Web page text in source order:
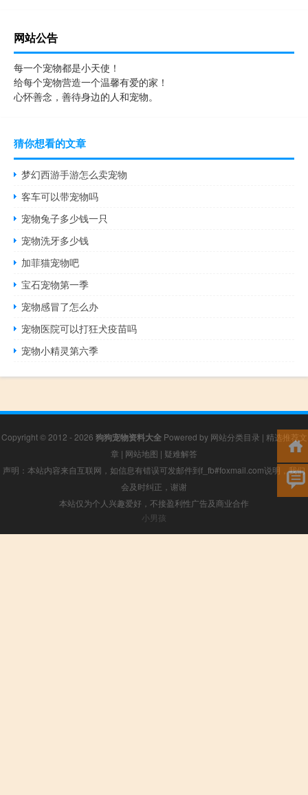
网站公告
每一个宠物都是小天使！
给每个宠物营造一个温馨有爱的家！
心怀善念，善待身边的人和宠物。
猜你想看的文章
梦幻西游手游怎么卖宠物
客车可以带宠物吗
宠物兔子多少钱一只
宠物洗牙多少钱
加菲猫宠物吧
宝石宠物第一季
宠物感冒了怎么办
宠物医院可以打狂犬疫苗吗
宠物小精灵第六季
Copyright © 2012 - 2026 狗狗宠物资料大全Powered by 网站分类目录 | 精选推荐文
章 | 网站地图 | 疑难解答
声明：本站内容来自互联网，如信息有错误可发邮件到f_fb#foxmail.com说明，我们
会及时纠正，谢谢
本站仅为个人兴趣爱好，不接盈利性广告及商业合作
小男孩